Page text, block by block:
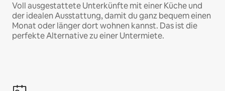
Voll ausgestattete Unterkünfte mit einer Küche und
der idealen Ausstattung, damit du ganz bequem einen
Monat oder länger dort wohnen kannst. Das ist die
perfekte Alternative zu einer Untermiete.